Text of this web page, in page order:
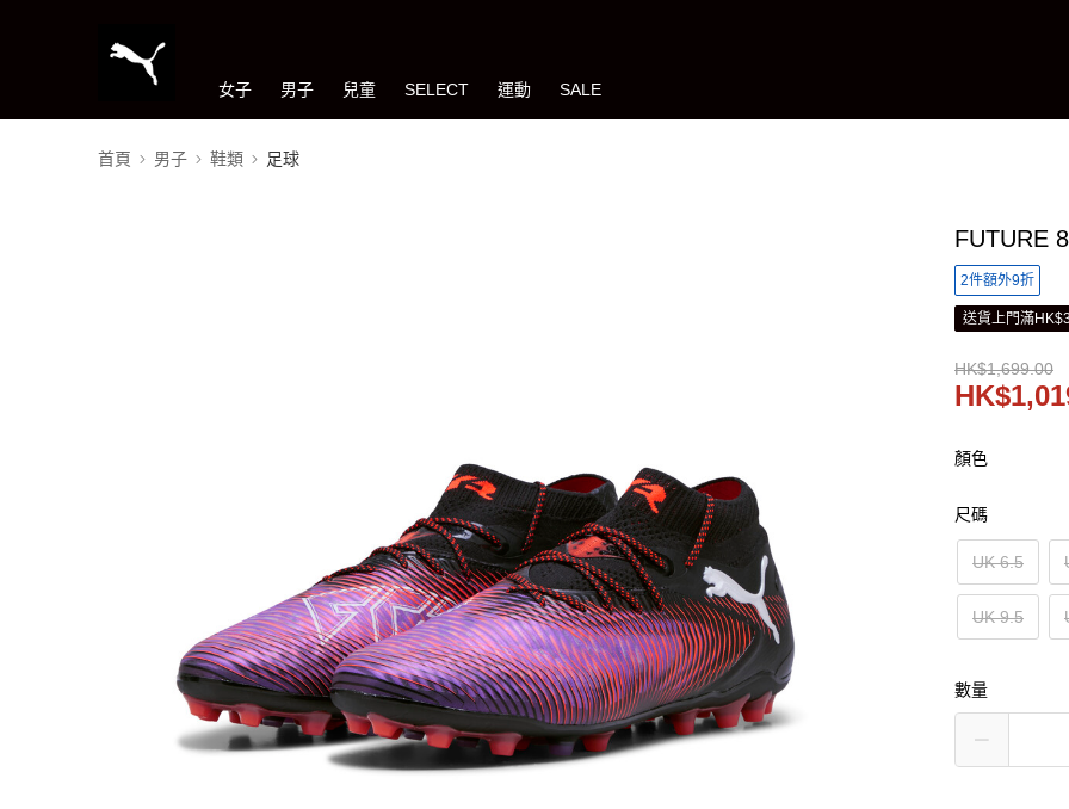
女子 男子 兒童 SELECT 運動 SALE
首頁 男子 鞋類 足球
FUTURE
2件額外9折
送貨上門滿
HK$1,699.00
顏色
尺碼
UK 6.5
UK 9.5
數量